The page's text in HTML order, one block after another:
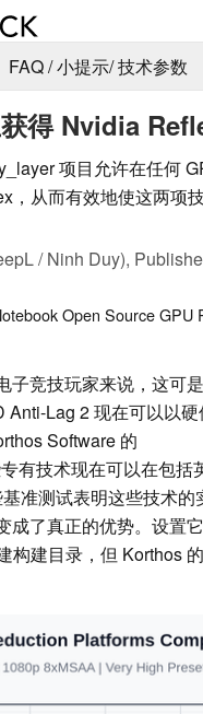
FAQ / 小提示/ 技术参数
得 Nvidia
项目允许在任何
，从而有效地使这两项
/ Ninh Duy),
Open SourceGPU
子竞技玩家来说，这可
Lag 2 现在可以以硬
Software 的
有技术现在可以在包括
准测试表明这些技术
成了真正的优势。设置
构建目录，但 Korthos